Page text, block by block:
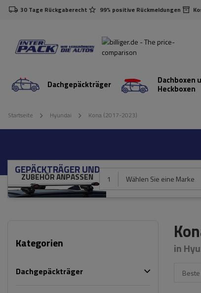
30 Tage Rückgaberecht 99% positive Rückmeldungen
Dachgepäckträger Dachboxen
Heckboxen
Startseite Hyundai Kona (2017-2023)
GEPÄCKTRÄGER UND
ZUBEHÖR ANPASSEN 1 Wählen Sie eine Marke
Kategorien
Dachgepäckträger
in